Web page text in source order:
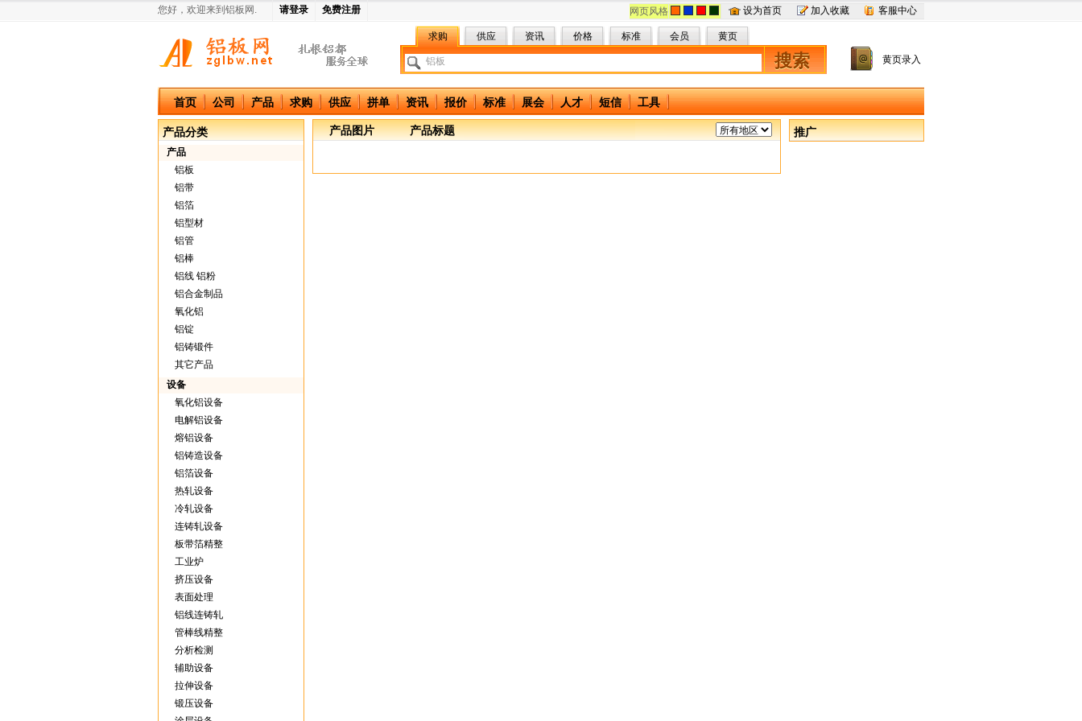
您好，欢迎来到铝板网. 请登录 免费注册 设为首页 加入收藏 客服中心
网页风格
中国铝板网
求购 供应 资讯 价格 标准 会员 黄页
搜索 黄页录入
首页 公司 产品 求购 供应 拼单 资讯 报价 标准 展会 人才 短信 工具
产品分类
产品
铝板
铝带
铝箔
铝型材
铝管
铝棒
铝线 铝粉
铝合金制品
氧化铝
铝锭
铝铸锻件
其它产品
设备
氧化铝设备
电解铝设备
熔铝设备
铝铸造设备
铝箔设备
热轧设备
冷轧设备
连铸轧设备
板带箔精整
工业炉
挤压设备
表面处理
铝线连铸轧
管棒线精整
分析检测
辅助设备
拉伸设备
锻压设备
产品图片 产品标题 推广